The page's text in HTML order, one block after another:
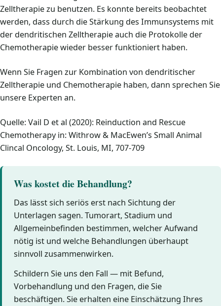
Zelltherapie zu benutzen. Es konnte bereits beobachtet
werden, dass durch die Stärkung des Immunsystems mit
der dendritischen Zelltherapie auch die Protokolle der
Chemotherapie wieder besser funktioniert haben.
Wenn Sie Fragen zur Kombination von dendritischer
Zelltherapie und Chemotherapie haben, dann sprechen Sie
unsere Experten an.
Quelle: Vail D et al (2020): Reinduction and Rescue
Chemotherapy in: Withrow & MacEwen’s Small Animal
Clincal Oncology, St. Louis, MI, 707-709
Was kostet die Behandlung?
Das lässt sich seriös erst nach Sichtung der
Unterlagen sagen. Tumorart, Stadium und
Allgemeinbefinden bestimmen, welcher Aufwand
nötig ist und welche Behandlungen überhaupt
sinnvoll zusammenwirken.
Schildern Sie uns den Fall — mit Befund,
Vorbehandlung und den Fragen, die Sie
beschäftigen. Sie erhalten eine Einschätzung Ihres